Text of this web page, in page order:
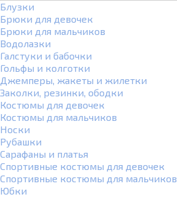
Блузки
Брюки для девочек
Брюки для мальчиков
Водолазки
Галстуки и бабочки
Гольфы и колготки
Джемперы, жакеты и жилетки
Заколки, резинки, ободки
Костюмы для девочек
Костюмы для мальчиков
Носки
Рубашки
Сарафаны и платья
Спортивные костюмы для девочек
Спортивные костюмы для мальчиков
Юбки